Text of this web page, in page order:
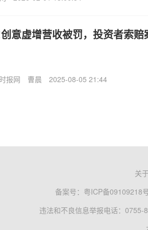
意虚增营收被罚，投资者索
报网 曹晨 2025-08-05 21:44
关
备案号： 粤ICP备09109218
违法和不良信息举报电话：0755-